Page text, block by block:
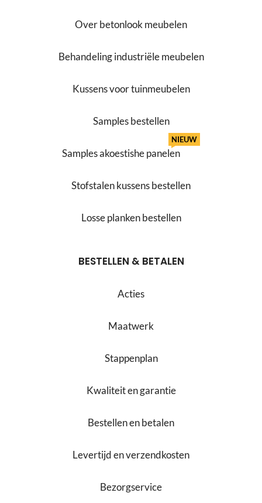
Over betonlook meubelen
Behandeling industriële meubelen
Kussens voor tuinmeubelen
Samples bestellen
Samples akoestishe panelen
NIEUW
Stofstalen kussens bestellen
Losse planken bestellen
BESTELLEN & BETALEN
Acties
Maatwerk
Stappenplan
Kwaliteit en garantie
Bestellen en betalen
Levertijd en verzendkosten
Bezorgservice